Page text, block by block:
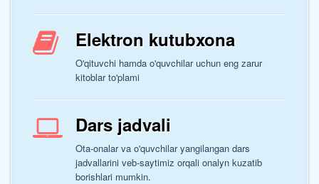
Elektron kutubxona
O'qituvchi hamda o'quvchilar uchun eng zarur
kitoblar to'plami
Dars jadvali
Ota-onalar va o'quvchilar yangilangan dars
jadvallarini veb-saytimiz orqali onalyn kuzatib
borishlari mumkin.